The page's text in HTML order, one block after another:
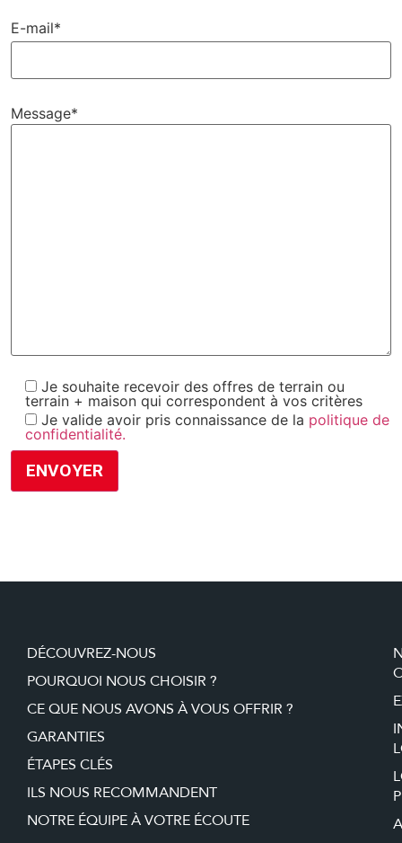
E-mail*
Message*
Je souhaite recevoir des offres de terrain ou
terrain + maison qui correspondent à vos critères
Je valide avoir pris connaissance de la politique de
confidentialité.
DÉCOUVREZ-NOUS
POURQUOI NOUS CHOISIR ?
CE QUE NOUS AVONS À VOUS OFFRIR ?
GARANTIES
ÉTAPES CLÉS
ILS NOUS RECOMMANDENT
NOTRE ÉQUIPE À VOTRE ÉCOUTE